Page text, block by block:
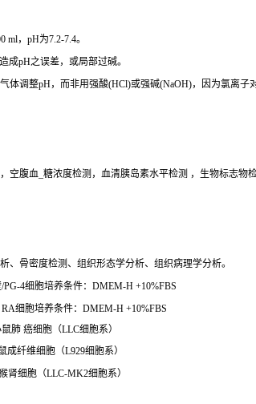
，pH为7.2-7.4。
成pH之误差，或局部过碱。
体调整pH，而非用强酸(HCl)或强碱(NaOH)，因为氯离子
腹血_糖浓度检测，血清胰岛素水平检测 ，生物标志物检
骨密度检测、组织形态学分析、组织病理学分析。
4细胞培养条件：DMEM-H +10%FBS
细胞培养条件：DMEM-H +10%FBS
肺 癌细胞（LLC细胞系）
纤维细胞（L929细胞系）
肾细胞（LLC-MK2细胞系）